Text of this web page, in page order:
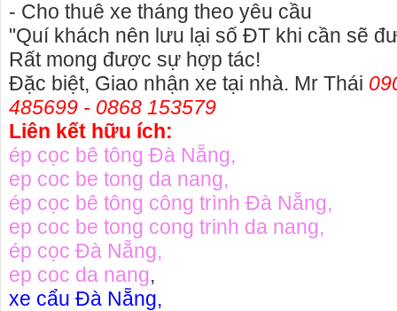
- Cho thuê xe tháng theo yêu cầu
"Quí khách nên lưu lại số ĐT khi cần sẽ
Rất mong được sự hợp tác!
Đặc biệt, Giao nhận xe tại nhà. Mr Thái
485699 - 0868 153579
Liên kết hữu ích:
ép cọc bê tông Đà Nẵng,
ep coc be tong da nang,
ép cọc bê tông công trình Đà Nẵng,
ep coc be tong cong trinh da nang,
ép cọc Đà Nẵng,
ep coc da nang,
xe cẩu Đà Nẵng,